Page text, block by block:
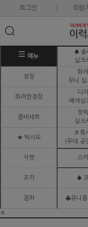
로그인 회원
메뉴
♠ 솔
실크
정장
화
무늬 실
화려한정장
디
배색실
콤비세트
핫
실크
★ 턱시도
♬ 특
(무대.공
자켓 스
조끼 ♠
점퍼 ♣유니폼
ㅌ